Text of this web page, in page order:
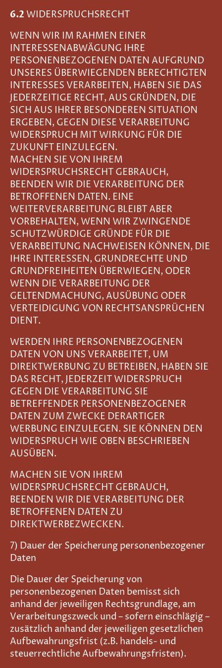
6.2 WIDERSPRUCHSRECHT
WENN WIR IM RAHMEN EINER
INTERESSENABWÄGUNG IHRE
PERSONENBEZOGENEN DATEN AUFGRUND
UNSERES ÜBERWIEGENDEN BERECHTIGTEN
INTERESSES VERARBEITEN, HABEN SIE DAS
JEDERZEITIGE RECHT, AUS GRÜNDEN, DIE
SICH AUS IHRER BESONDEREN SITUATION
ERGEBEN, GEGEN DIESE VERARBEITUNG
WIDERSPRUCH MIT WIRKUNG FÜR DIE
ZUKUNFT EINZULEGEN.
MACHEN SIE VON IHREM
WIDERSPRUCHSRECHT GEBRAUCH,
BEENDEN WIR DIE VERARBEITUNG DER
BETROFFENEN DATEN. EINE
WEITERVERARBEITUNG BLEIBT ABER
VORBEHALTEN, WENN WIR ZWINGENDE
SCHUTZWÜRDIGE GRÜNDE FÜR DIE
VERARBEITUNG NACHWEISEN KÖNNEN, DIE
IHRE INTERESSEN, GRUNDRECHTE UND
GRUNDFREIHEITEN ÜBERWIEGEN, ODER
WENN DIE VERARBEITUNG DER
GELTENDMACHUNG, AUSÜBUNG ODER
VERTEIDIGUNG VON RECHTSANSPRÜCHEN
DIENT.
WERDEN IHRE PERSONENBEZOGENEN
DATEN VON UNS VERARBEITET, UM
DIREKTWERBUNG ZU BETREIBEN, HABEN SIE
DAS RECHT, JEDERZEIT WIDERSPRUCH
GEGEN DIE VERARBEITUNG SIE
BETREFFENDER PERSONENBEZOGENER
DATEN ZUM ZWECKE DERARTIGER
WERBUNG EINZULEGEN. SIE KÖNNEN DEN
WIDERSPRUCH WIE OBEN BESCHRIEBEN
AUSÜBEN.
MACHEN SIE VON IHREM
WIDERSPRUCHSRECHT GEBRAUCH,
BEENDEN WIR DIE VERARBEITUNG DER
BETROFFENEN DATEN ZU
DIREKTWERBEZWECKEN.
7) Dauer der Speicherung personenbezogener
Daten
Die Dauer der Speicherung von
personenbezogenen Daten bemisst sich
anhand der jeweiligen Rechtsgrundlage, am
Verarbeitungszweck und – sofern einschlägig –
zusätzlich anhand der jeweiligen gesetzlichen
Aufbewahrungsfrist (z.B. handels- und
steuerrechtliche Aufbewahrungsfristen).